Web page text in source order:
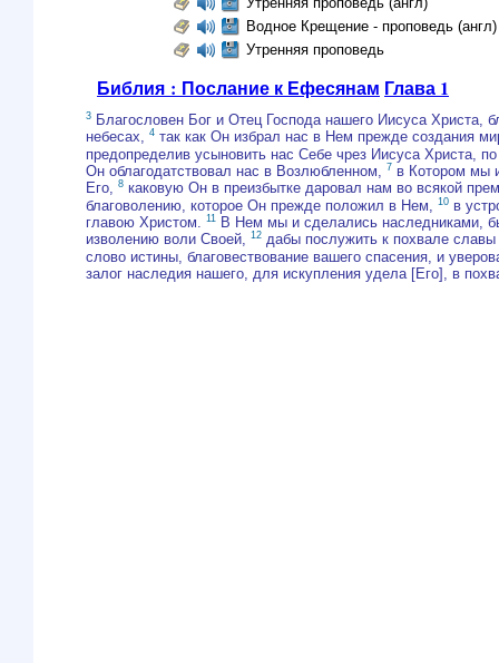
Водное Крещение - проповедь (англ)
Утренняя проповедь
Библия : Послание к Ефесянам Глава 1
3 Благословен Бог и Отец Господа нашего Иисуса Христа,
небесах, 4 так как Он избрал нас в Нем прежде создания
предопределив усыновить нас Себе чрез Иисуса Христа,
Он облагодатствовал нас в Возлюбленном, 7 в Котором мы
Его, 8 каковую Он в преизбытке даровал нам во всякой
благоволению, которое Он прежде положил в Нем,
10 в
главою Христом. 11
В Нем мы и сделались наследниками,
изволению воли Своей, 12 дабы послужить к похвале
слово истины, благовествование вашего спасения, и
залог наследия нашего, для искупления удела [Его], в